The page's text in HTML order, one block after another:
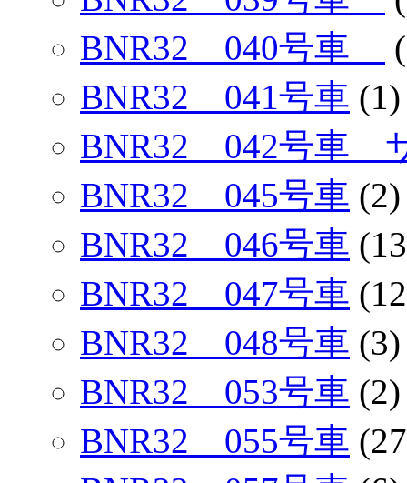
BNR32 040号車
BNR32 041号車 (1)
BNR32 042号車
BNR32 045号車 (2)
BNR32 046号車
BNR32 047号車
BNR32 048号車 (3)
BNR32 053号車 (2)
BNR32 055号車